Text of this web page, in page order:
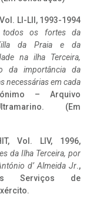
LI-LII, 1993-1994
todos os fortes da
da Praia e da
na ilha Terceira,
da importância da
necessárias em cada
– Arquivo
(Em
Vol. LIV, 1996,
da Ilha Terceira, por
d’ Almeida Jr.,
Serviços de